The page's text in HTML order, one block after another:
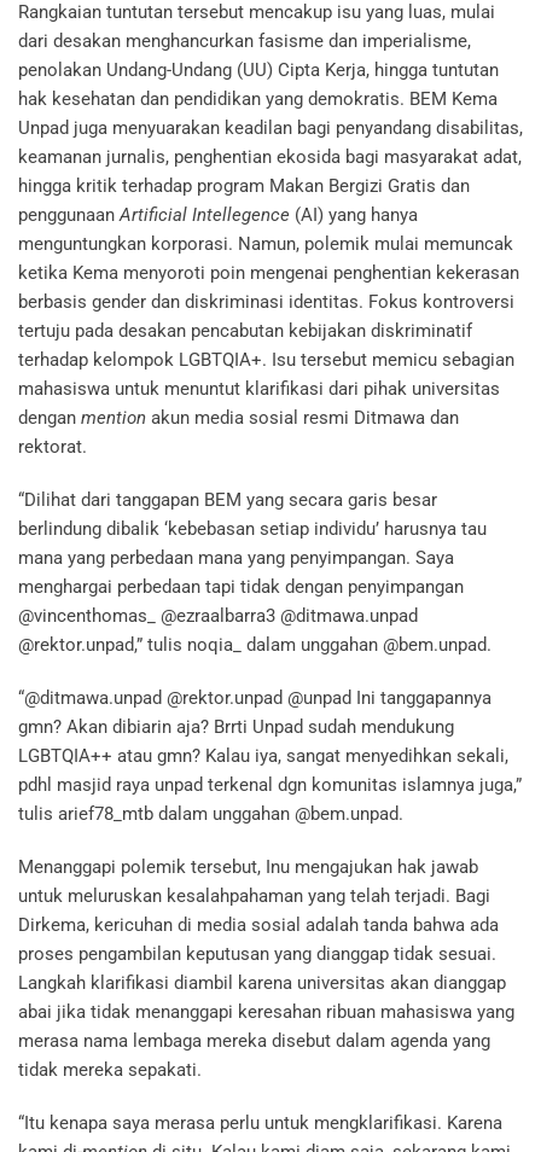
Rangkaian tuntutan tersebut mencakup isu yang luas, mulai
dari desakan menghancurkan fasisme dan imperialisme,
penolakan Undang-Undang (UU) Cipta Kerja, hingga tuntutan
hak kesehatan dan pendidikan yang demokratis. BEM Kema
Unpad juga menyuarakan keadilan bagi penyandang disabilitas,
keamanan jurnalis, penghentian ekosida bagi masyarakat adat,
hingga kritik terhadap program Makan Bergizi Gratis dan
penggunaanArtificial Intellegence (AI) yang hanya
menguntungkan korporasi. Namun, polemik mulai memuncak
ketika Kema menyoroti poin mengenai penghentian kekerasan
berbasis gender dan diskriminasi identitas. Fokus kontroversi
tertuju pada desakan pencabutan kebijakan diskriminatif
terhadap kelompok LGBTQIA+. Isu tersebut memicu sebagian
mahasiswa untuk menuntut klarifikasi dari pihak universitas
dengan mention akun media sosial resmi Ditmawa dan
rektorat.
“Dilihat dari tanggapan BEM yang secara garis besar
berlindung dibalik ‘kebebasan setiap individu’ harusnya tau
mana yang perbedaan mana yang penyimpangan. Saya
menghargai perbedaan tapi tidak dengan penyimpangan
@vincenthomas_ @ezraalbarra3 @ditmawa.unpad
@rektor.unpad,” tulis noqia_ dalam unggahan @bem.unpad.
“@ditmawa.unpad @rektor.unpad @unpad Ini tanggapannya
gmn? Akan dibiarin aja? Brrti Unpad sudah mendukung
LGBTQIA++ atau gmn? Kalau iya, sangat menyedihkan sekali,
pdhl masjid raya unpad terkenal dgn komunitas islamnya juga,”
tulis arief78_mtb dalam unggahan @bem.unpad.
Menanggapi polemik tersebut, Inu mengajukan hak jawab
untuk meluruskan kesalahpahaman yang telah terjadi. Bagi
Dirkema, kericuhan di media sosial adalah tanda bahwa ada
proses pengambilan keputusan yang dianggap tidak sesuai.
Langkah klarifikasi diambil karena universitas akan dianggap
abai jika tidak menanggapi keresahan ribuan mahasiswa yang
merasa nama lembaga mereka disebut dalam agenda yang
tidak mereka sepakati.
“Itu kenapa saya merasa perlu untuk mengklarifikasi. Karena